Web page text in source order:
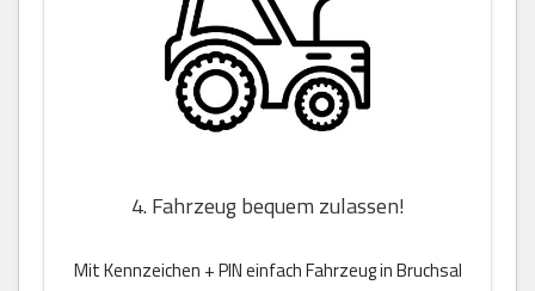
4. Fahrzeug bequem zulassen!
Mit Kennzeichen + PIN einfach Fahrzeug in Bruchsal